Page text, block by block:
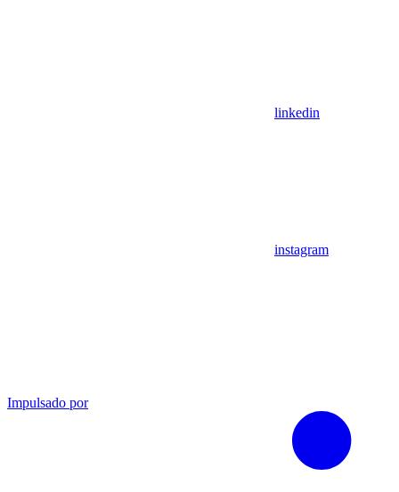
linkedin
instagram
Impulsado por